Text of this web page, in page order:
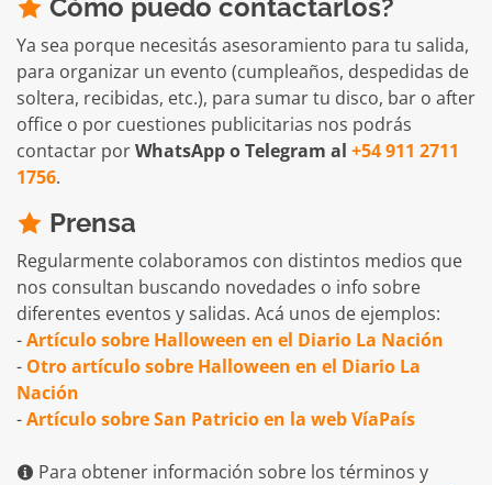
Cómo puedo contactarlos?
Ya sea porque necesitás asesoramiento para tu salida,
para organizar un evento (cumpleaños, despedidas de
soltera, recibidas, etc.), para sumar tu disco, bar o after
office o por cuestiones publicitarias nos podrás
contactar porWhatsApp o Telegram al +54 911 2711
1756.
Prensa
Regularmente colaboramos con distintos medios que
nos consultan buscando novedades o info sobre
diferentes eventos y salidas. Acá unos de ejemplos:
-Artículo sobre Halloween en el Diario La Nación
- Otro artículo sobre Halloween en el Diario La
Nación
-Artículo sobre San Patricio en la web VíaPaís
Para obtener información sobre los términos y